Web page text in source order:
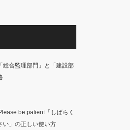
総合監理部門」と「建設部
be patient「しばらく
い」の正しい使い方